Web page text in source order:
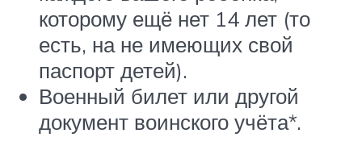
которому ещё нет 14 лет (то
есть, на не имеющих свой
паспорт детей).
Военный билет или другой
документ воинского учёта*.